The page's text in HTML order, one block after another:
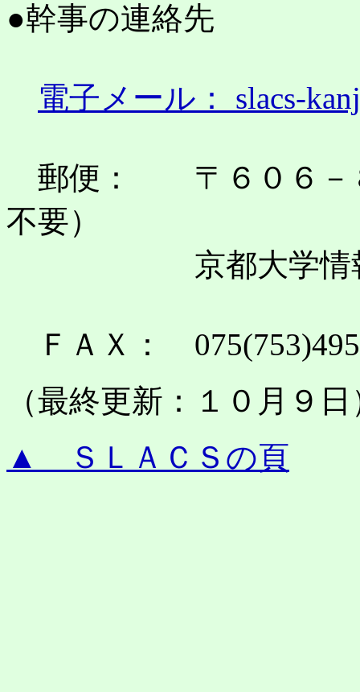
●幹事の連絡先
電子メール： slacs-
郵便： 〒６０６－８
不要）
京都大学情報
ＦＡＸ：
（最終更新：１０月９日
▲ ＳＬＡＣＳの頁